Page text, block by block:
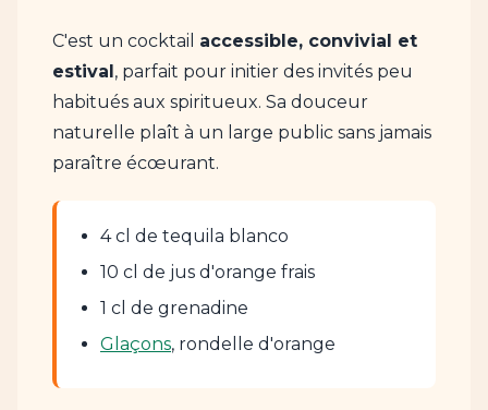
C'est un cocktail accessible, convivial et
estival, parfait pour initier des invités peu
habitués aux spiritueux. Sa douceur
naturelle plaît à un large public sans jamais
paraître écœurant.
4 cl de tequila blanco
10 cl de jus d'orange frais
1 cl de grenadine
Glaçons, rondelle d'orange